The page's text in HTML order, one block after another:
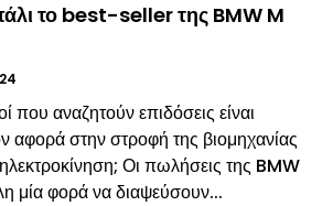
το best-seller της BMW M
που αναζητούν επιδόσεις είναι
αφορά στην στροφή της βιομηχανίας
Οι πωλήσεις της BMW
μία φορά να διαψεύσουν...